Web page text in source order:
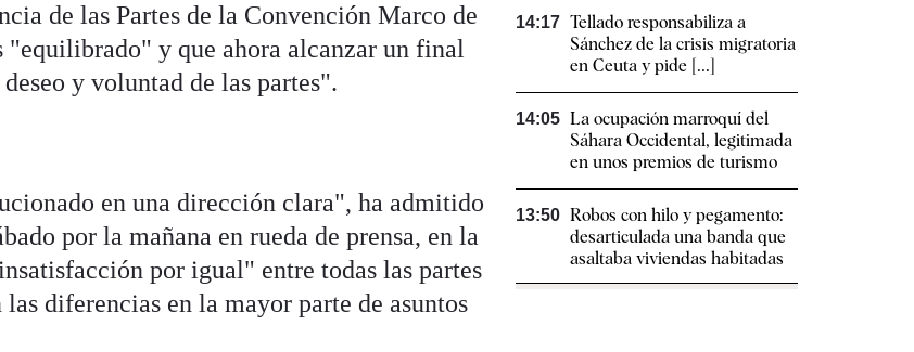
de las Partes de la Convención Marco de
y que ahora alcanzar un final
y voluntad de las partes".
en una dirección clara", ha admitido
por la mañana en rueda de prensa, en la
por igual" entre todas las partes
diferencias en la mayor parte de asuntos
14:17 Tellado responsabiliza a
Sánchez de la crisis migratoria
en Ceuta y pide [...]
14:05 La ocupación marroquí del
Sáhara Occidental, legitimada
en unos premios de turismo
13:50 Robos con hilo y pegamento:
desarticulada una banda que
asaltaba viviendas habitadas